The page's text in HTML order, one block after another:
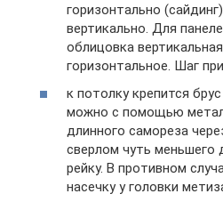
горизонтально
вертикально. Для
облицовка
горизонтальное. Шаг
к потолку крепится
можно с помощью
длинного самореза
сверлом чуть меньшего
рейку. В противном
насечку у головки